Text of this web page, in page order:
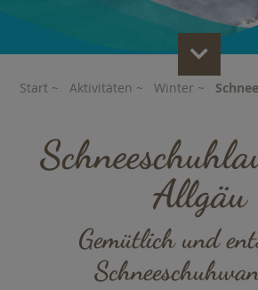
Scroll
Start ~ Aktivitäten ~ Winter ~
Allgäu
Gemütlich und